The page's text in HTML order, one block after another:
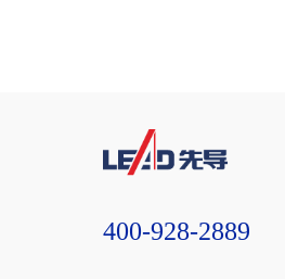
400-928-2889